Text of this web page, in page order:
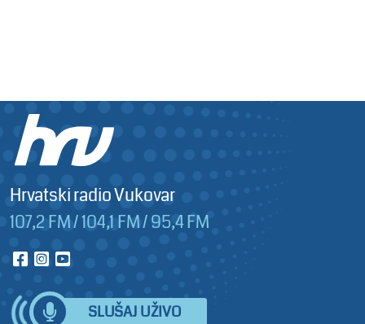
Hrvatski radio Vukovar
107,2 FM / 104,1 FM / 95,4 FM
SLUŠAJ UŽIVO